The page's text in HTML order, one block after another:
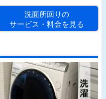
洗面所回りの
サービス・料金を見る